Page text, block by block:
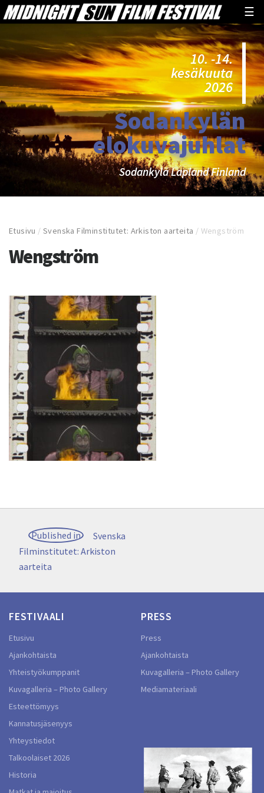
☰
10. -14.
kesäkuuta
2026
Sodankylän
elokuvajuhlat
Sodankylä Lapland Finland
Etusivu /Svenska Filminstitutet: Arkiston aarteita / Wengström
Wengström
Artikkelien
selaus
Published in
Svenska
Filminstitutet: Arkiston
aarteita
FESTIVAALI
Etusivu
Ajankohtaista
Yhteistyökumppanit
Kuvagalleria – Photo Gallery
Esteettömyys
Kannatusjäsenyys
Yhteystiedot
Talkoolaiset 2026
Historia
PRESS
Press
Ajankohtaista
Kuvagalleria – Photo Gallery
Mediamateriaali